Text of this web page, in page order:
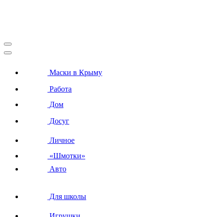
Маски в Крыму
Работа
Дом
Досуг
Личное
«Шмотки»
Авто
Для школы